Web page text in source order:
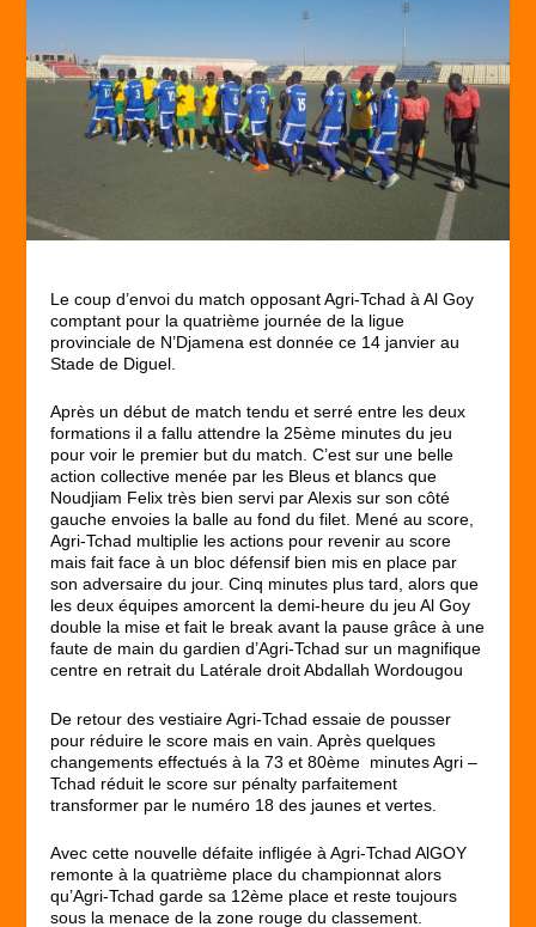
Le coup d’envoi du match opposant Agri-Tchad à Al Goy
comptant pour la quatrième journée de la ligue
provinciale de N’Djamena est donnée ce 14 janvier au
Stade de Diguel.
Après un début de match tendu et serré entre les deux
formations il a fallu attendre la 25ème minutes du jeu
pour voir le premier but du match. C’est sur une belle
action collective menée par les Bleus et blancs que
Noudjiam Felix très bien servi par Alexis sur son côté
gauche envoies la balle au fond du filet. Mené au score,
Agri-Tchad multiplie les actions pour revenir au score
mais fait face à un bloc défensif bien mis en place par
son adversaire du jour. Cinq minutes plus tard, alors que
les deux équipes amorcent la demi-heure du jeu Al Goy
double la mise et fait le break avant la pause grâce à une
faute de main du gardien d’Agri-Tchad sur un magnifique
centre en retrait du Latérale droit Abdallah Wordougou
De retour des vestiaire Agri-Tchad essaie de pousser
pour réduire le score mais en vain. Après quelques
changements effectués à la 73 et 80ème minutes Agri –
Tchad réduit le score sur pénalty parfaitement
transformer par le numéro 18 des jaunes et vertes.
Avec cette nouvelle défaite infligée à Agri-Tchad AlGOY
remonte à la quatrième place du championnat alors
qu’Agri-Tchad garde sa 12ème place et reste toujours
sous la menace de la zone rouge du classement.